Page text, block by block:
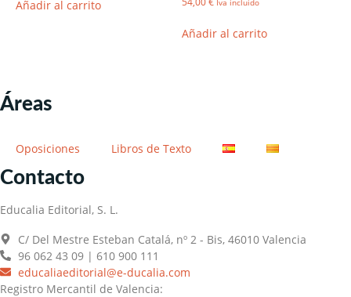
Añadir al carrito Iva incluido
Añadir al carrito
Áreas
Oposiciones Libros de Texto
Contacto
Educalia Editorial, S. L.
C/ Del Mestre Esteban Catalá, nº 2 - Bis, 46010 Valencia
96 062 43 09 | 610 900 111
educaliaeditorial@e-ducalia.com
Registro Mercantil de Valencia: